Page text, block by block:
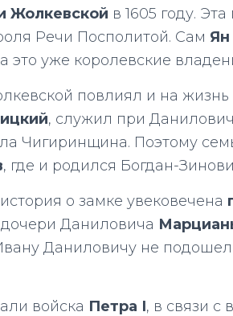
Жолкевской в 1605 году.
Речи Посполитой. Сам Ян
это уже королевские
повлиял и на жизнь
, служил при
Чигиринщина. Поэтому
, где и родился Богдан-
о замке увековечена
Даниловича
Даниловичу не
войска Петра І, в связи с